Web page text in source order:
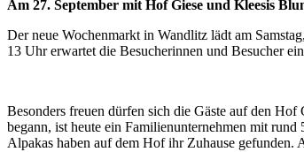
Am 27. September mit Hof Giese und Kleesis
Der neue Wochenmarkt in Wandlitz lädt am
13 Uhr erwartet die Besucherinnen und Besucher
Besonders freuen dürfen sich die Gäste auf den
begann, ist heute ein Familienunternehmen mit
Alpakas haben auf dem Hof ihr Zuhause